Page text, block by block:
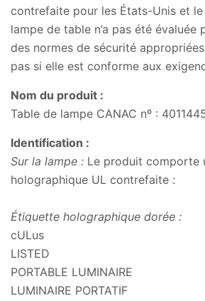
contrefaite pour les États-Unis et
lampe de table n’a pas été évaluée
des normes de sécurité
pas si elle est conforme aux
Nom du produit :
Table de lampe CANAC nº :
Identification :
Sur la lampe : Le produit comporte
holographique UL contrefaite :
Étiquette holographique dorée :
cULus
LISTED
PORTABLE LUMINAIRE
LUMINAIRE PORTATIF